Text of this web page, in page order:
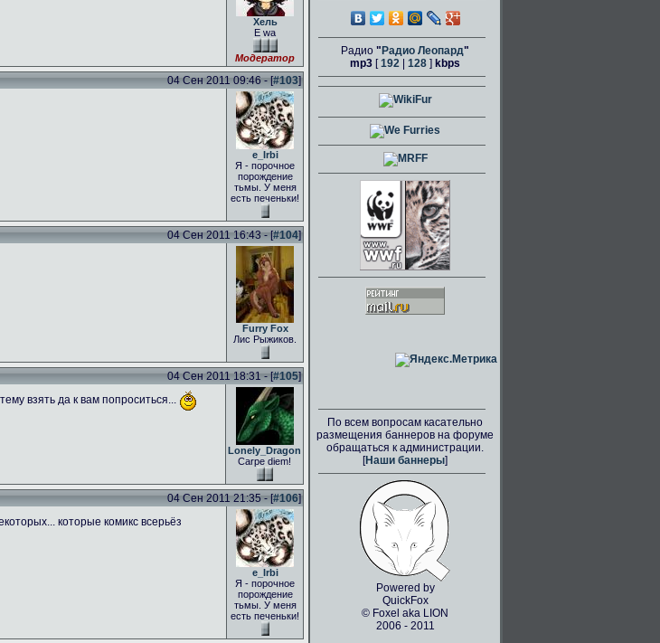
Хель
E wa
Модератор
04 Сен 2011 09:46 - [#103]
e_Irbi
Я - порочное
порождение
тьмы. У меня
есть печеньки!
04 Сен 2011 16:43 - [#104]
Furry Fox
Лис Рыжиков.
04 Сен 2011 18:31 - [#105]
взять да к вам попроситься...
Lonely_Dragon
Carpe diem!
04 Сен 2011 21:35 - [#106]
которые комикс всерьёз
e_Irbi
Я - порочное
порождение
тьмы. У меня
есть печеньки!
Радио " Радио Леопард"
mp3 [192 128 ] kbps
По всем вопросам касательно
размещения баннеров на форуме
обращаться к администрации.
[Наши баннеры]
Powered by
QuickFox
© Foxel aka LION
2006 - 2011